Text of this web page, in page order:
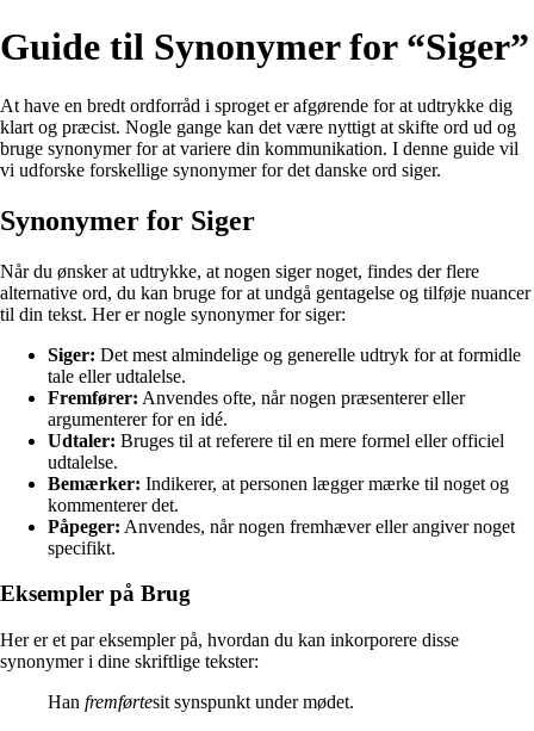
Guide til Synonymer for “Siger”
At have en bredt ordforråd i sproget er afgørende for at udtrykke dig
klart og præcist. Nogle gange kan det være nyttigt at skifte ord ud og
bruge synonymer for at variere din kommunikation. I denne guide vil
vi udforske forskellige synonymer for det danske ord siger.
Synonymer for Siger
Når du ønsker at udtrykke, at nogen siger noget, findes der flere
alternative ord, du kan bruge for at undgå gentagelse og tilføje nuancer
til din tekst. Her er nogle synonymer for siger:
Siger: Det mest almindelige og generelle udtryk for at formidle
tale eller udtalelse.
Fremfører: Anvendes ofte, når nogen præsenterer eller
argumenterer for en idé.
Udtaler: Bruges til at referere til en mere formel eller officiel
udtalelse.
Bemærker: Indikerer, at personen lægger mærke til noget og
kommenterer det.
Påpeger: Anvendes, når nogen fremhæver eller angiver noget
specifikt.
Eksempler på Brug
Her er et par eksempler på, hvordan du kan inkorporere disse
synonymer i dine skriftlige tekster:
Han fremførtesit synspunkt under mødet.